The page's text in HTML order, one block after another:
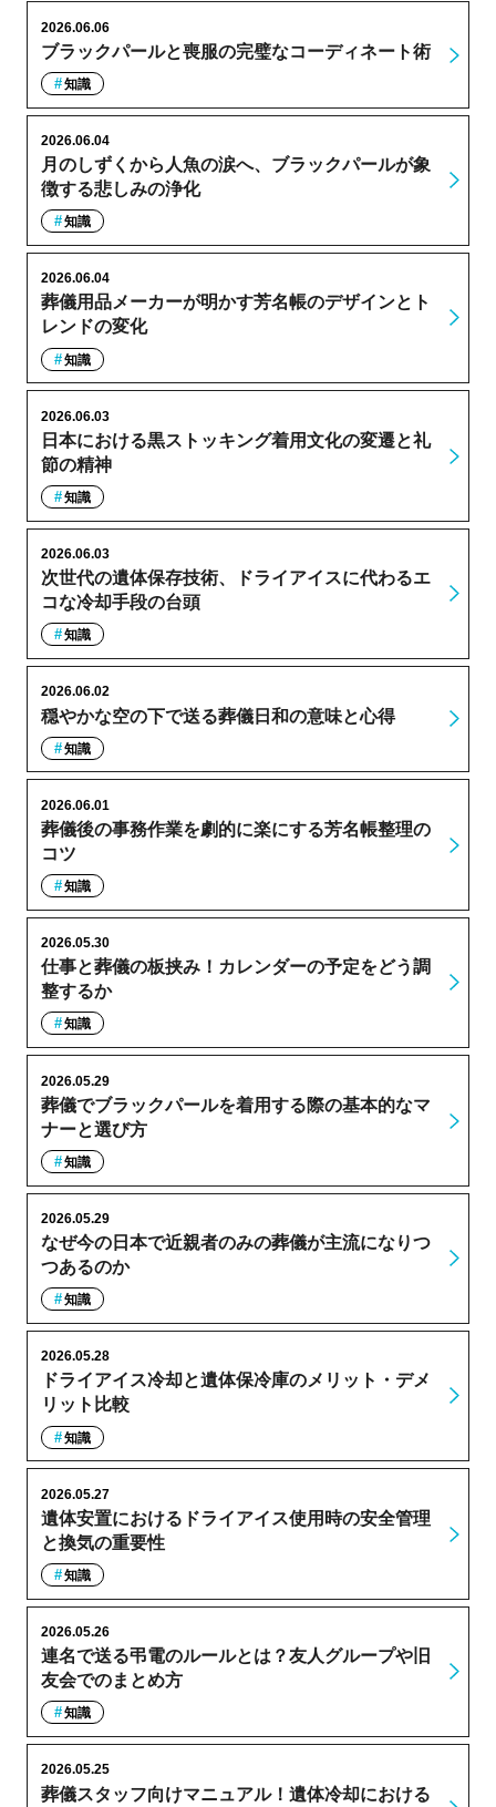
ブラックパールと喪服の完璧なコーディネート術
2026.06.06
知識
月のしずくから人魚の涙へ、ブラックパールが象
徴する悲しみの浄化
2026.06.04
知識
葬儀用品メーカーが明かす芳名帳のデザインとト
レンドの変化
2026.06.04
知識
日本における黒ストッキング着用文化の変遷と礼
節の精神
2026.06.03
知識
次世代の遺体保存技術、ドライアイスに代わるエ
コな冷却手段の台頭
2026.06.03
知識
穏やかな空の下で送る葬儀日和の意味と心得
2026.06.02
知識
葬儀後の事務作業を劇的に楽にする芳名帳整理の
コツ
2026.06.01
知識
仕事と葬儀の板挟み！カレンダーの予定をどう調
整するか
2026.05.30
知識
葬儀でブラックパールを着用する際の基本的なマ
ナーと選び方
2026.05.29
知識
なぜ今の日本で近親者のみの葬儀が主流になりつ
つあるのか
2026.05.29
知識
ドライアイス冷却と遺体保冷庫のメリット・デメ
リット比較
2026.05.28
知識
遺体安置におけるドライアイス使用時の安全管理
と換気の重要性
2026.05.27
知識
連名で送る弔電のルールとは？友人グループや旧
友会でのまとめ方
2026.05.26
知識
葬儀スタッフ向けマニュアル！遺体冷却における
2026.05.25